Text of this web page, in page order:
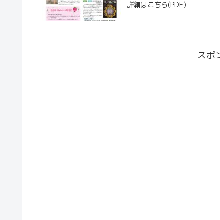
詳細はこちら(PDF)
スポ